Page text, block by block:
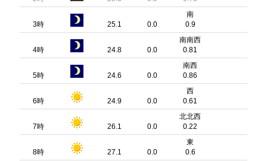
3時 25.1 0.0
南
0.9
4時 24.8 0.0
南南西
0.81
5時 24.6 0.0
南西
0.86
6時 24.9 0.0
西
0.61
7時 26.1 0.0
北北西
0.22
8時 27.1 0.0
東
0.6